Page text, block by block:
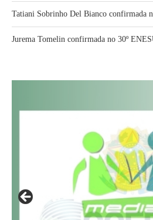
Tatiani Sobrinho Del Bianco confirmada
Jurema Tomelin confirmada no 30º